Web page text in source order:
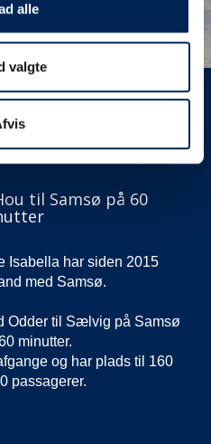
alle
valgte
til Samsø
til Samsø på 60
Isabella har siden 2015
med Samsø.
Odder til Sælvig på Samsø
minutter.
og har plads til 160
passagerer.